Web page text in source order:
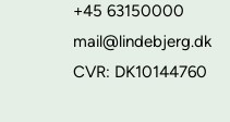
+45 63150000
mail@lindebjerg.dk
CVR: DK10144760